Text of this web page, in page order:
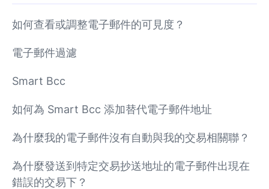
如何查看或調整電子郵件的可見度？
電子郵件過濾
Smart Bcc
如何為 Smart Bcc 添加替代電子郵件地址
為什麼我的電子郵件沒有自動與我的交易相關聯？
為什麼發送到特定交易抄送地址的電子郵件出現在
錯誤的交易下？